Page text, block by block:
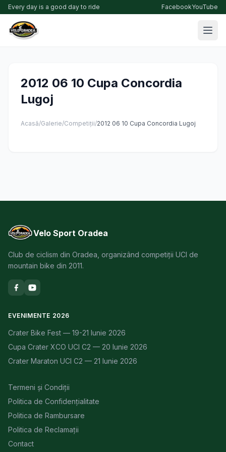
Every day is a good day to ride FacebookYouTube
2012 06 10 Cupa Concordia
Lugoj
Acasă/Galerie/Competiții/2012 06 10 Cupa Concordia Lugoj
Velo Sport Oradea
Club de ciclism din Oradea, organizând competiții UCI de
mountain bike din 2011.
EVENIMENTE 2026
Crater Bike Fest — 19-21 Iunie 2026
Cupa Crater XCO UCI C2 — 20 Iunie 2026
Crater Maraton UCI C2 — 21 Iunie 2026
Termeni și Condiții
Politica de Confidențialitate
Politica de Rambursare
Politica de Reclamații
Contact